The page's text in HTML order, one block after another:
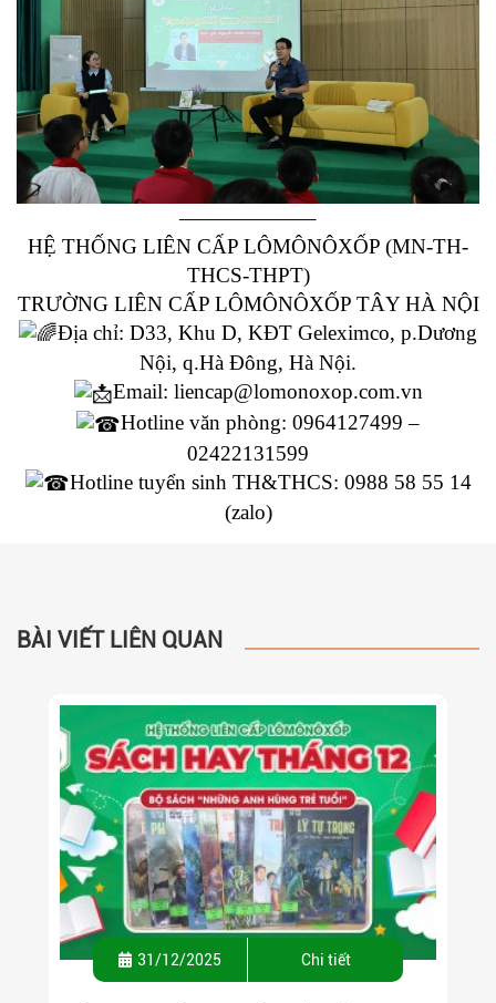
——————–
HỆ THỐNG LIÊN CẤP LÔMÔNÔXỐP (MN-TH-
THCS-THPT)
TRƯỜNG LIÊN CẤP LÔMÔNÔXỐP TÂY HÀ NỘI
Địa chỉ: D33, Khu D, KĐT Geleximco, p.Dương
Nội, q.Hà Đông, Hà Nội.
Email: liencap@lomonoxop.com.vn
Hotline văn phòng: 0964127499 –
02422131599
Hotline tuyển sinh TH&THCS: 0988 58 55 14
(zalo)
BÀI VIẾT LIÊN QUAN
31/12/2025 Chi tiết